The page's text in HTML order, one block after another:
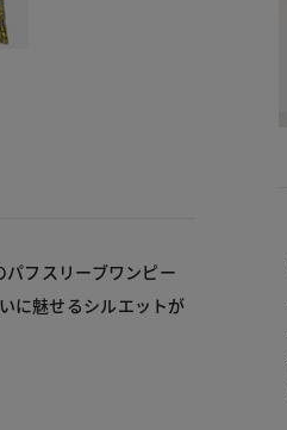
フスリーブワンピー
に魅せるシルエットが